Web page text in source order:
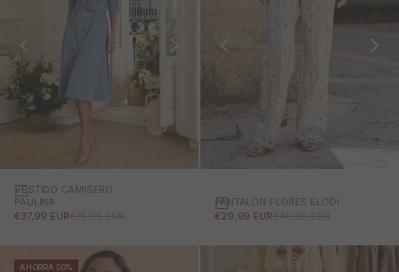
VESTIDO CAMISERO
PAULINA
PRECIO DE OFERTA
€37,99 EURPRECIO NORMAL
€75,95 EUR
PANTALÓN FLORES ELODI
PRECIO DE OFERTA
€29,99 EURPRECIO NORMAL
€49,95 EUR
AHORRA 50%